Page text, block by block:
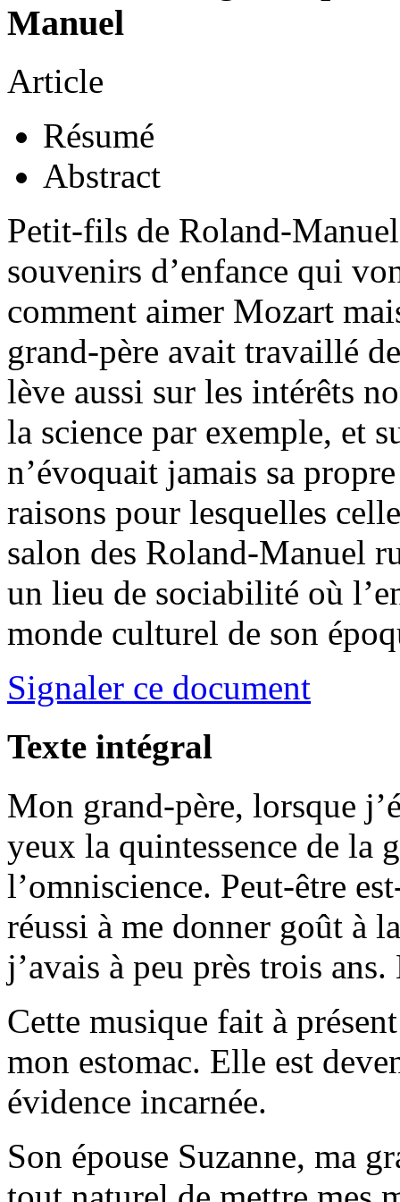
Manuel
Article
Résumé
Abstract
Petit-fils de Roland-
souvenirs d’enfance qui
comment aimer Mozart
grand-père avait travaillé
lève aussi sur les intérêts
la science par exemple, et
n’évoquait jamais sa
raisons pour lesquelles
salon des Roland-Manuel
un lieu de sociabilité où
monde culturel de son
Signaler ce document
Texte intégral
Mon grand-père, lorsque
yeux la quintessence de la
l’omniscience. Peut-être
réussi à me donner goût à
j’avais à peu près trois
Cette musique fait à
mon estomac. Elle est
évidence incarnée.
Son épouse Suzanne, ma